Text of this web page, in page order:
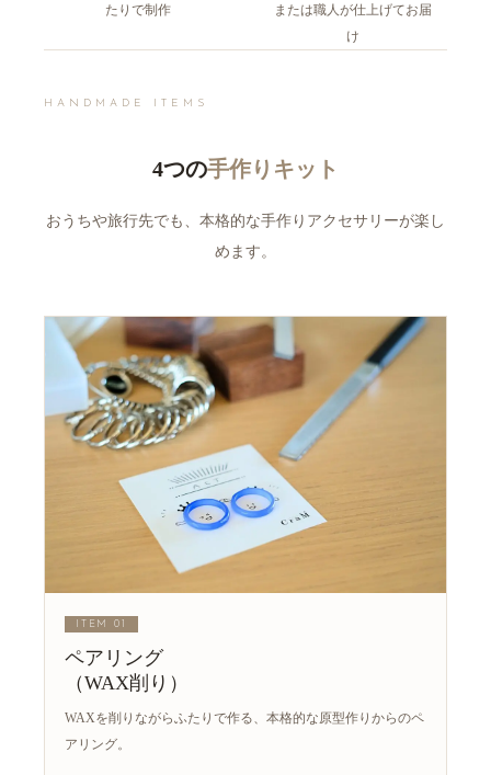
たりで制作
または職人が仕上げてお届
け
HANDMADE ITEMS
4つの手作りキット
おうちや旅行先でも、本格的な手作りアクセサリーが楽し
めます。
ITEM 01
ペアリング
（WAX削り）
WAXを削りながらふたりで作る、本格的な原型作りからのペ
アリング。